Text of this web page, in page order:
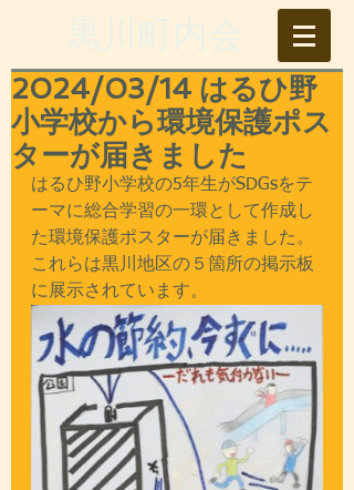
2024/03/14 はるひ野
小学校から環境保護ポス
ターが届きました
はるひ野小学校の5年生がSDGsをテ
ーマに総合学習の一環として作成し
た環境保護ポスターが届きました。
これらは黒川地区の５箇所の掲示板
に展示されています。